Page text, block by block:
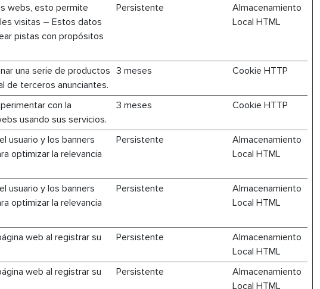
webs, esto permite
visitas – Estos datos
pistas con propósitos
Persistente
Almacenamiento
Local HTML
una serie de productos
de terceros anunciantes.
3 meses Cookie HTTP
con la
usando sus servicios.
3 meses Cookie HTTP
usuario y los banners
optimizar la relevancia
Persistente
Almacenamiento
Local HTML
usuario y los banners
optimizar la relevancia
Persistente
Almacenamiento
Local HTML
web al registrar su
Persistente
Almacenamiento
Local HTML
web al registrar su
Persistente
Almacenamiento
Local HTML